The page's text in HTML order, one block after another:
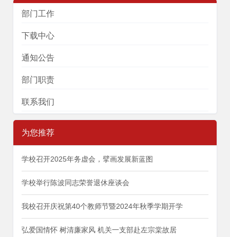
部门工作
下载中心
通知公告
部门职责
联系我们
为您推荐
学校召开2025年务虚会，擘画发展新蓝图
学校举行陈波同志荣誉退休座谈会
我校召开庆祝第40个教师节暨2024年秋季学期开学
弘爱国情怀 树清廉家风 机关一支部赴左宗棠故居